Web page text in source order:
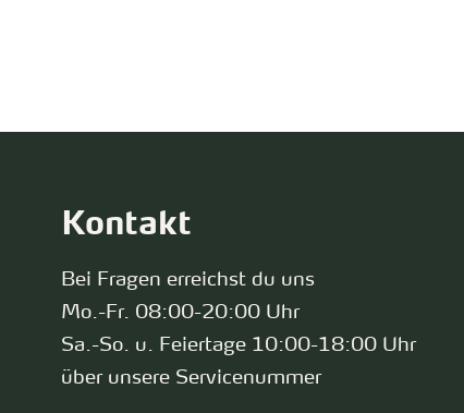
Kontakt
Bei Fragen erreichst du uns
Mo.-Fr. 08:00-20:00 Uhr
Sa.-So. u. Feiertage 10:00-18:00 Uhr
über unsere Servicenummer